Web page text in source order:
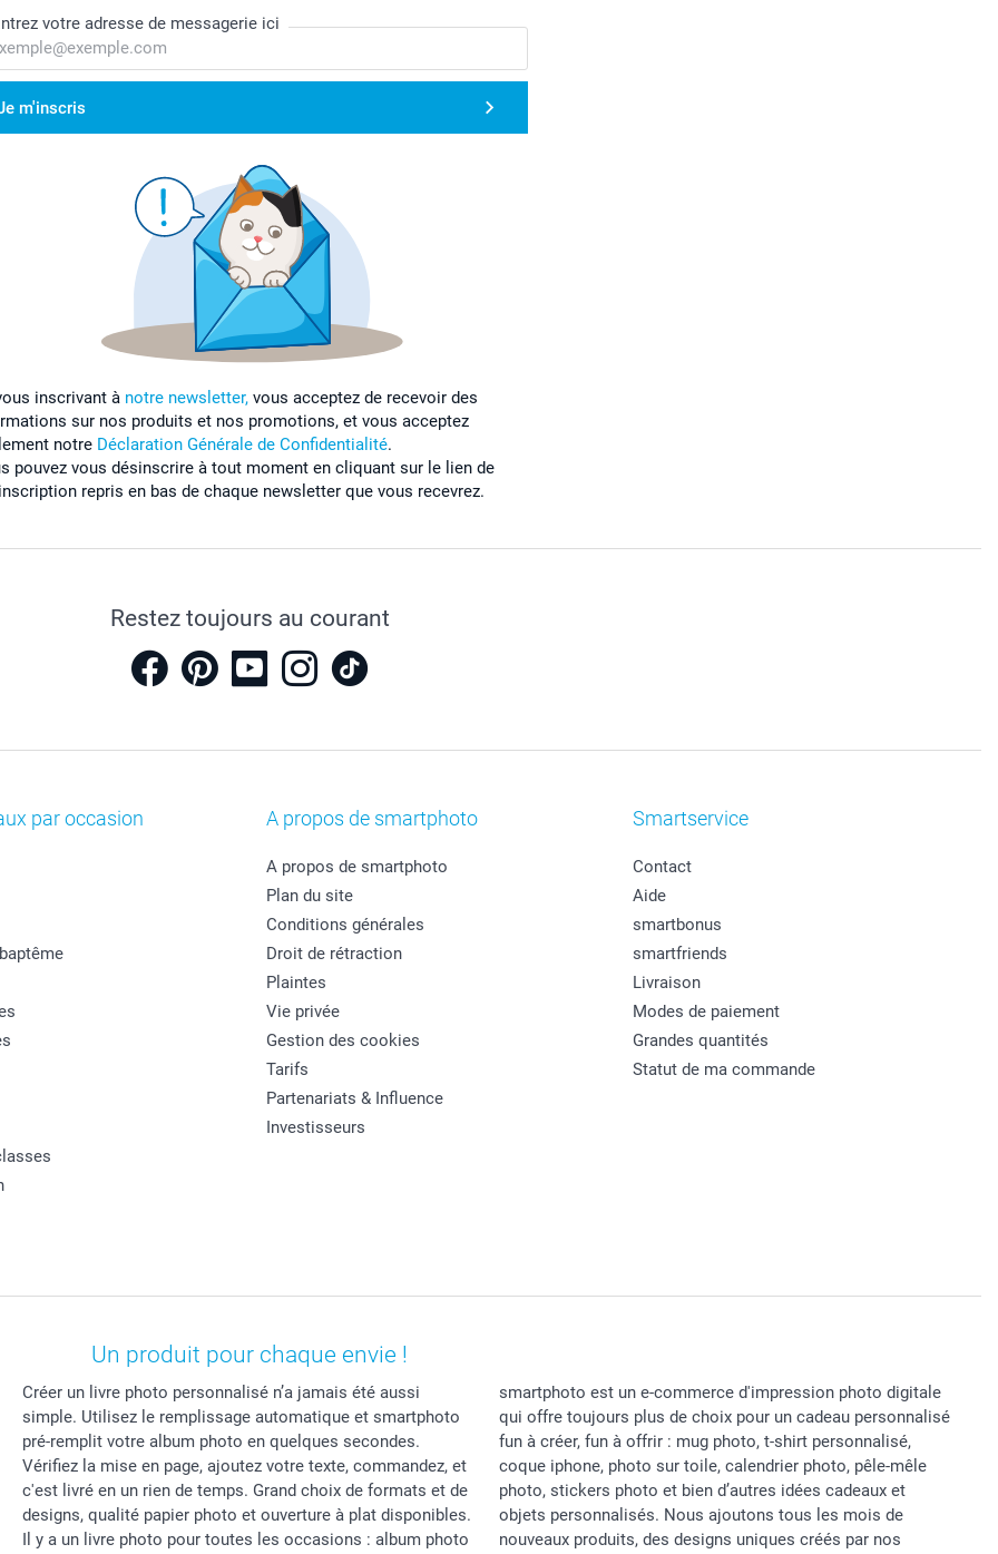
votre adresse de messagerie ici
m'inscris
inscrivant à notre newsletter, vous acceptez de recevoir des
sur nos produits et nos promotions, et vous acceptez
notre Déclaration Générale de Confidentialité.
pouvez vous désinscrire à tout moment en cliquant sur le lien de
repris en bas de chaque newsletter que vous recevrez.
Restez toujours au courant
par occasion A propos de smartphoto
A propos de smartphoto
Plan du site
Conditions générales
Droit de rétraction
Plaintes
Vie privée
Gestion des cookies
Tarifs
Partenariats & Influence
Investisseurs
Smartservice
Contact
Aide
smartbonus
smartfriends
Livraison
Modes de paiement
Grandes quantités
Statut de ma commande
Un produit pour chaque envie !
Créer un livre photo personnalisé n’a jamais été aussi
simple. Utilisez le remplissage automatique et smartphoto
pré-remplit votre album photo en quelques secondes.
Vérifiez la mise en page, ajoutez votre texte, commandez, et
c'est livré en un rien de temps. Grand choix de formats et de
designs, qualité papier photo et ouverture à plat disponibles.
Il y a un livre photo pour toutes les occasions : album photo
smartphoto est un e-commerce d'impression photo digitale
qui offre toujours plus de choix pour un cadeau personnalisé
fun à créer, fun à offrir : mug photo, t-shirt personnalisé,
coque iphone, photo sur toile, calendrier photo, pêle-mêle
photo, stickers photo et bien d’autres idées cadeaux et
objets personnalisés. Nous ajoutons tous les mois de
nouveaux produits, des designs uniques créés par nos